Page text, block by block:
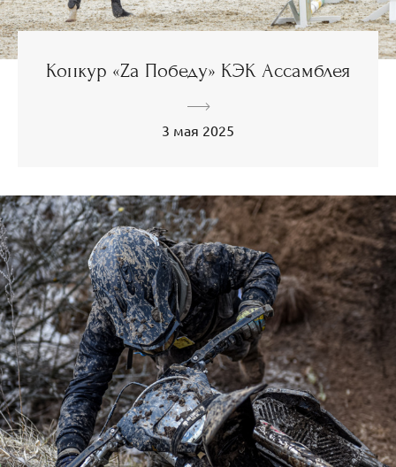
Конкур «Za Победу» КЭК Ассамблея
3 мая 2025